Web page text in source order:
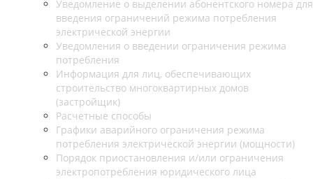
Уведомление о выделении абонентского номера для
введения ограничений режима потребления
электрической энергии
Уведомления о введении ограничения режима
потребления
Информация для лиц, обеспечивающих
строительство многоквартирных домов
(застройщик)
Расчетные способы
Графики аварийного ограничения режима
потребления электрической энергии (мощности)
Порядок приостановления и/или ограничения
электропотребления юридического лица